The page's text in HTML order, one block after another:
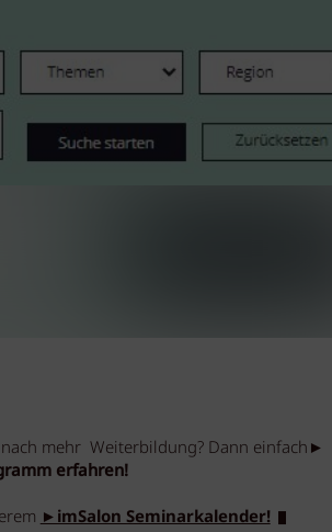
mehr Weiterbildung? Dann einfach►
erfahren!
►imSalon Seminarkalender!